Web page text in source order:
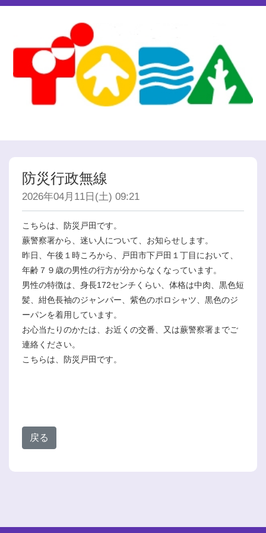
防災行政無線
2026年04月11日(土) 09:21
こちらは、防災戸田です。
蕨警察署から、迷い人について、お知らせします。
昨日、午後１時ころから、戸田市下戸田１丁目において、
年齢７９歳の男性の行方が分からなくなっています。
男性の特徴は、身長172センチくらい、体格は中肉、黒色短
髪、紺色長袖のジャンパー、紫色のポロシャツ、黒色のジ
ーパンを着用しています。
お心当たりのかたは、お近くの交番、又は蕨警察署までご
連絡ください。
こちらは、防災戸田です。
戻る